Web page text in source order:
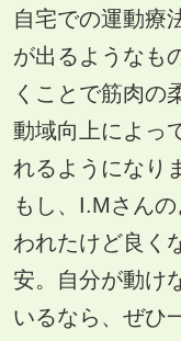
自宅での運動療
が出るようなも
くことで筋肉の
動域向上によっ
れるようになり
もし、I.Mさん
われたけど良く
安。自分が動け
いるなら、ぜひ